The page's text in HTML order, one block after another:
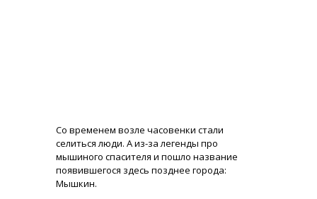
Со временем возле часовенки стали
селиться люди. А из-за легенды про
мышиного спасителя и пошло название
появившегося здесь позднее города:
Мышкин.